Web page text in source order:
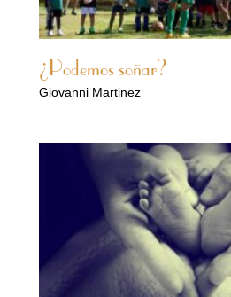
¿Podemos soñar?
Giovanni Martinez